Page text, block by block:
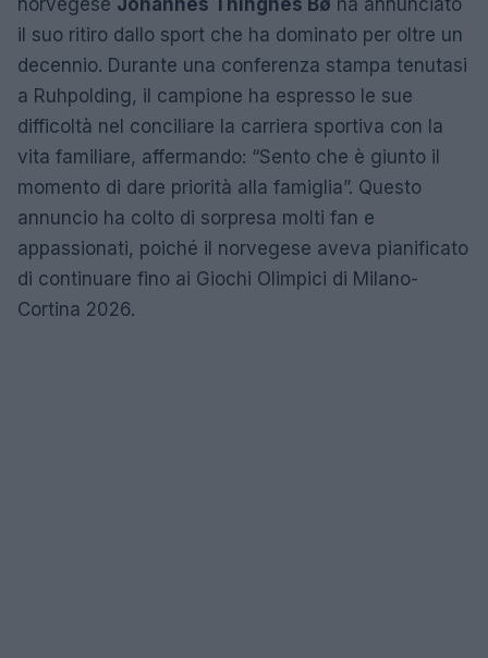
il suo ritiro dallo sport che ha dominato per oltre un
decennio. Durante una conferenza stampa tenutasi
a Ruhpolding, il campione ha espresso le sue
difficoltà nel conciliare la carriera sportiva con la
vita familiare, affermando: “Sento che è giunto il
momento di dare priorità alla famiglia”. Questo
annuncio ha colto di sorpresa molti fan e
appassionati, poiché il norvegese aveva pianificato
di continuare fino ai Giochi Olimpici di Milano-
Cortina 2026.